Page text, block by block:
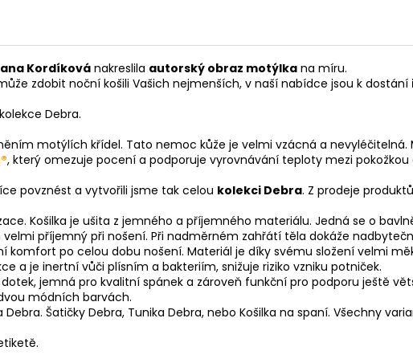
Kordíkovánakreslila autorský obraz motýlka na míru.
zdobit noční košili Vašich nejmenších, v naší nabídce jsou k dostání
Debra.
motýlích křídel. Tato nemoc kůže je velmi vzácná a nevyléčitelná.
, který omezuje pocení a podporuje vyrovnávání teploty mezi pokožkou
povznést a vytvořili jsme tak celou kolekci Debra. Z prodeje
Košilka je ušita z jemného a příjemného materiálu. Jedná se o
příjemný při nošení. Při nadměrném zahřátí těla dokáže
komfort po celou dobu nošení. Materiál je díky svému složení velmi
a je inertní vůči plísním a bakteriím, snižuje riziko vzniku potniček.
jemná pro kvalitní spánek a zároveň funkční pro podporu ještě
módních barvách.
Šatičky Debra, Tunika Debra, nebo Košilka na spaní. Všechny